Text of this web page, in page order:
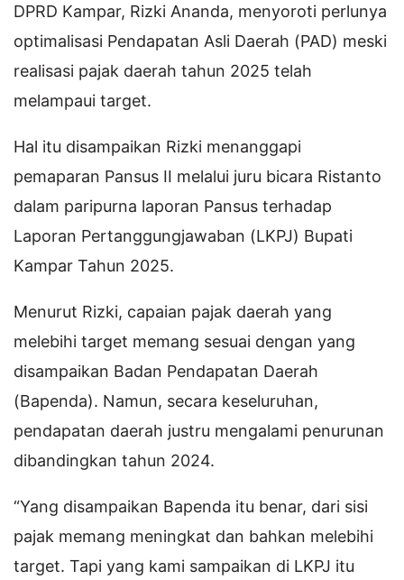
DPRD Kampar, Rizki Ananda, menyoroti perlunya
optimalisasi Pendapatan Asli Daerah (PAD) meski
realisasi pajak daerah tahun 2025 telah
melampaui target.
Hal itu disampaikan Rizki menanggapi
pemaparan Pansus II melalui juru bicara Ristanto
dalam paripurna laporan Pansus terhadap
Laporan Pertanggungjawaban (LKPJ) Bupati
Kampar Tahun 2025.
Menurut Rizki, capaian pajak daerah yang
melebihi target memang sesuai dengan yang
disampaikan Badan Pendapatan Daerah
(Bapenda). Namun, secara keseluruhan,
pendapatan daerah justru mengalami penurunan
dibandingkan tahun 2024.
“Yang disampaikan Bapenda itu benar, dari sisi
pajak memang meningkat dan bahkan melebihi
target. Tapi yang kami sampaikan di LKPJ itu